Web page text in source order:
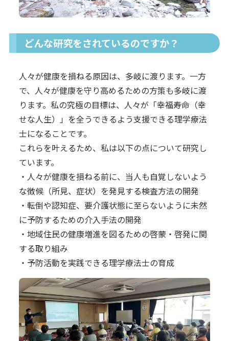
どんな研究をされているのですか？
人々が健康を損ねる原因は、多岐に渡ります。一方
で、人々が健康を守り高めるための方策も多岐に渡
ります。私の究極の目標は、人々が「幸福寿命（幸
せな人生）」を全うできるよう支援できる理学療法
士になることです。
これらを叶えるため、私は以下の点について研究し
ています。
・人々が健康を損ねる前に、当人も自覚しないよう
な徴候（所見、症状）を発見する検査方法の開発
・転倒や認知症、要介護状態に至らないように未然
に予防するための介入手法の開発
・地域住民の健康増進を図るための啓蒙・啓発に関
する取り組み
・予防活動を実践できる理学療法士の育成